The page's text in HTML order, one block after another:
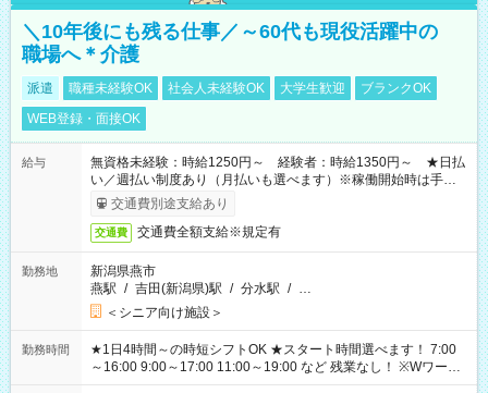
＼10年後にも残る仕事／～60代も現役活躍中の
職場へ＊介護
派遣 職種未経験OK 社会人未経験OK 大学生歓迎
ブランクOK
WEB登録・面接OK
給与
無資格未経験：時給1250円～ 経験者：時給1350円～ ★日払
い／週払い制度あり（月払いも選べます）※稼働開始時は手続き
完了次第のお支払いとなります。
交通費別途支給あり
交通費 交通費全額支給※規定有
勤務地
新潟県燕市
燕駅 / 吉田(新潟県)駅 / 分水駅 / …
＜シニア向け施設＞
勤務時間
★1日4時間～の時短シフトOK ★スタート時間選べます！ 7:00
～16:00 9:00～17:00 11:00～19:00 など 残業なし！ ※Wワーク
の場合、他のお仕事と合わせ週40時間超の就業はご案内できま